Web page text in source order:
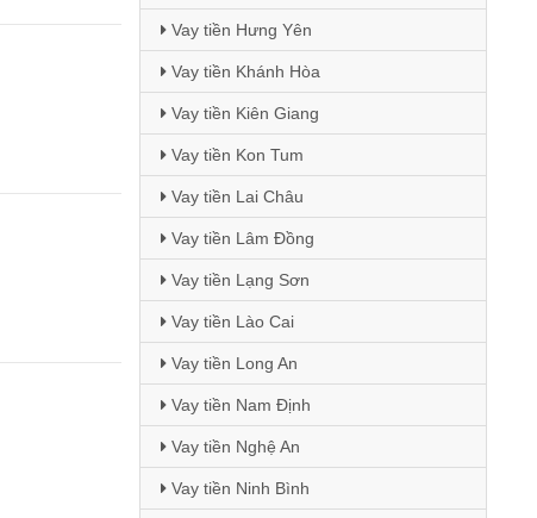
Vay tiền Hưng Yên
Vay tiền Khánh Hòa
Vay tiền Kiên Giang
Vay tiền Kon Tum
Vay tiền Lai Châu
Vay tiền Lâm Đồng
Vay tiền Lạng Sơn
Vay tiền Lào Cai
Vay tiền Long An
Vay tiền Nam Định
Vay tiền Nghệ An
Vay tiền Ninh Bình